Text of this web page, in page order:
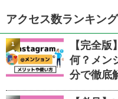
アクセス数ランキング
【完全
何？メン
分で徹底
1